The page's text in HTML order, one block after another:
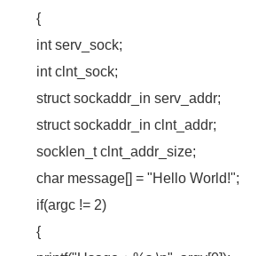
{
int serv_sock;
int clnt_sock;
struct sockaddr_in serv_addr;
struct sockaddr_in clnt_addr;
socklen_t clnt_addr_size;
char message[] = "Hello World!";
if(argc != 2)
{